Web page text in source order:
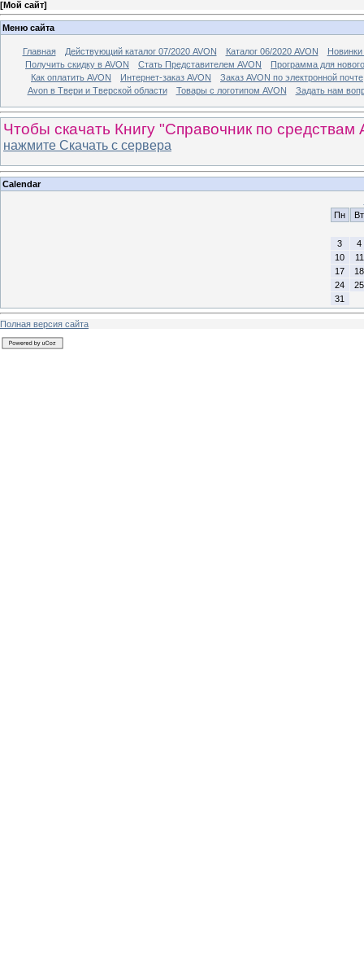
[Мой сайт]
Меню сайта
Главная Действующий каталог 07/2020 AVON Каталог 06/2020 AVON
Новинки
Получить скидку в AVON
Стать Представителем AVON
Программа для
Как оплатить AVON
Интернет-заказ AVON
Заказ AVON по электронной почте
Avon в Твери и Тверской области
Товары с логотипом AVON Задать нам
Чтобы скачать Книгу "Справочник по средствам
нажмите Скачать с сервера
Calendar
Пн
Вт
3
4
10
11
17
18
24
25
31
Полная версия сайта